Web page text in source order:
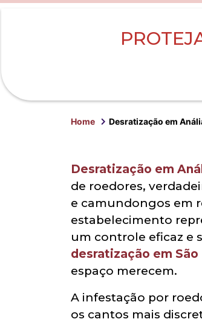
Home Desratização em
Desratização em
de roedores,
e camundongos em
estabelecimento
um controle eficaz e
desratização em São
espaço merecem.
A infestação por
os cantos mais